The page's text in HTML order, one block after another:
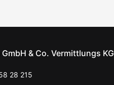
& Co. Vermittlungs KG
28 215